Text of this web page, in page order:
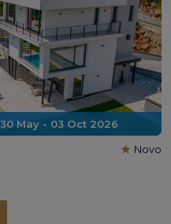
30 May - 03 Oct 2026
Novo